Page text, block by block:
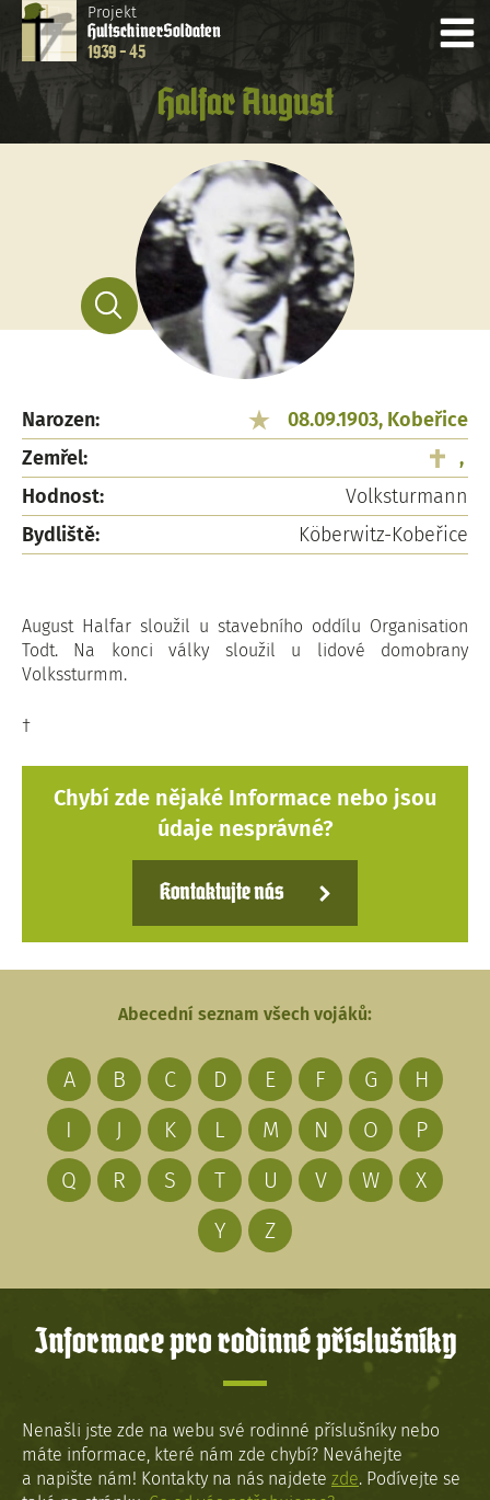
Projekt
HultschinerSoldaten
1939 - 45
Halfar August
Narozen:
08.09.1903, Kobeřice
Zemřel:
,
Hodnost:
Volksturmann
Bydliště:
Köberwitz-Kobeřice
August Halfar sloužil u stavebního oddílu Organisation
Todt. Na konci války sloužil u lidové domobrany
Volkssturmm.
†
Chybí zde nějaké Informace nebo jsou
údaje nesprávné?
Kontaktujte nás
Abecední seznam všech vojáků:
A B C D E F G
H
I
J K L M N O
P
Q
R S T U V W
X
Y
Z
Informace pro rodinné příslušníky
Nenašli jste zde na webu své rodinné příslušníky nebo
máte informace, které nám zde chybí? Neváhejte
a napište nám! Kontakty na nás najdete zde. Podívejte se